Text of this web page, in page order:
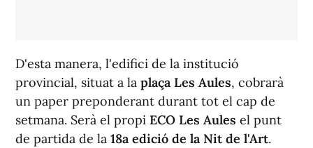
D'esta manera, l'edifici de la institució
provincial, situat a la plaça Les Aules, cobrarà
un paper preponderant durant tot el cap de
setmana. Serà el propi ECO Les Aules el punt
de partida de la 18a edició de la Nit de l'Art.